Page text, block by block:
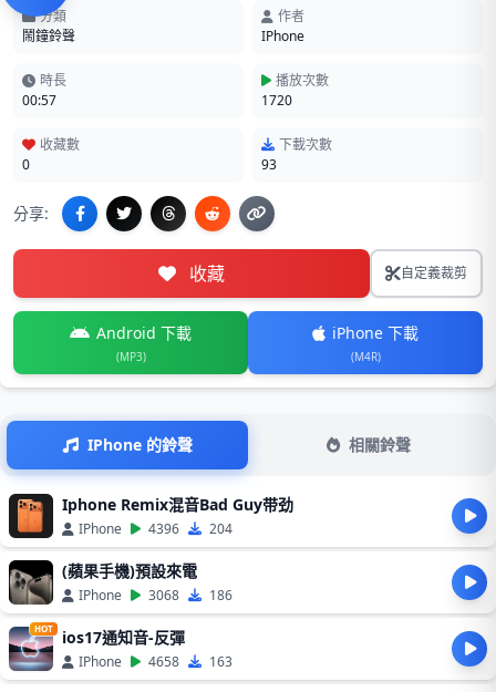
分類
鬧鐘鈴聲
作者
IPhone
時長
00:57
播放次數
1720
收藏數
0
下載次數
93
分享:
收藏 自定義裁剪
Android 下載
(MP3)
iPhone 下載
(M4R)
IPhone 的鈴聲 相關鈴聲
Iphone Remix混音Bad Guy带劲
IPhone 4396 204
(蘋果手機)預設來電
IPhone 3068 186
HOT ios17通知音-反彈
IPhone 4658 163